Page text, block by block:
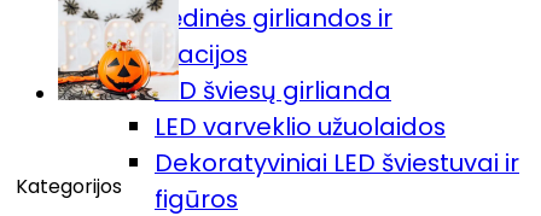
🎄Kalėdinės girliandos ir
dekoracijos
LED šviesų girlianda
LED varveklio užuolaidos
Dekoratyviniai LED šviestuvai ir
figūros
Kategorijos